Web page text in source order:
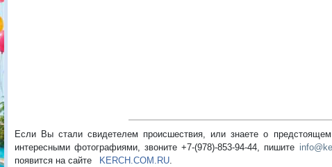
Если Вы стали свидетелем происшествия, или знаете о
интересными фотографиями, звоните +7-(978)-853-94-44, пишите
появится на сайте KERCH.COM.RU.